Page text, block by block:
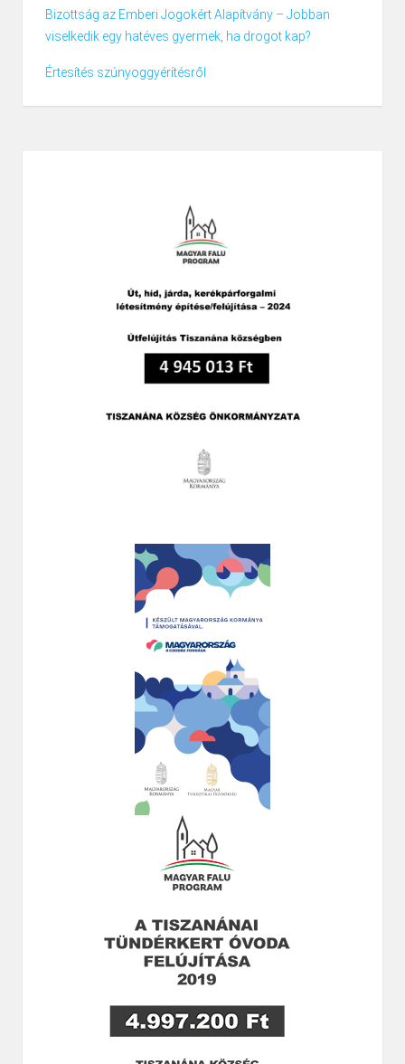
Bizottság az Emberi Jogokért Alapítvány – Jobban
viselkedik egy hatéves gyermek, ha drogot kap?
Értesítés szúnyoggyérítésről